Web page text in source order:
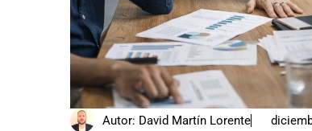
Autor: David Martín Lorente